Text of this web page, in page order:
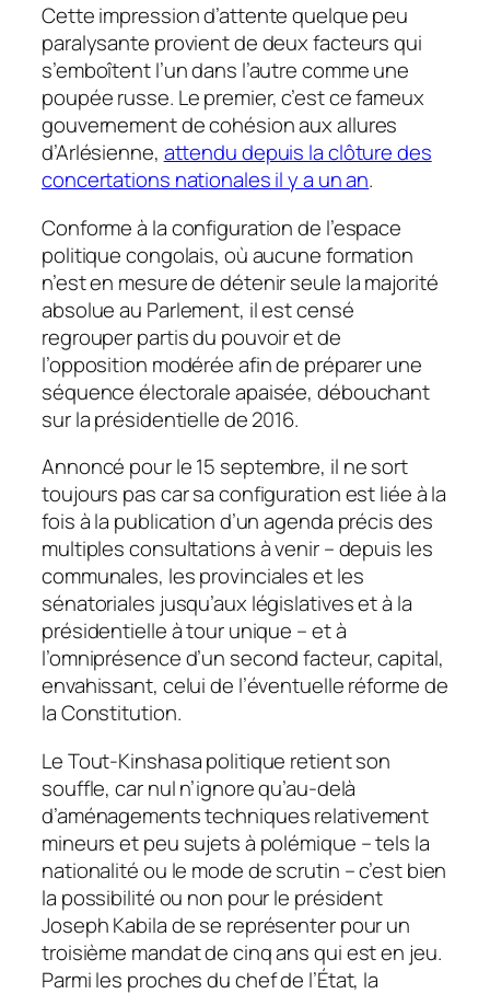
Cette impression d’attente quelque peu
paralysante provient de deux facteurs qui
s’emboîtent l’un dans l’autre comme une
poupée russe. Le premier, c’est ce fameux
gouvernement de cohésion aux allures
d’Arlésienne, attendu depuis la clôture des
concertations nationales il y a un an.
Conforme à la configuration de l’espace
politique congolais, où aucune formation
n’est en mesure de détenir seule la majorité
absolue au Parlement, il est censé
regrouper partis du pouvoir et de
l’opposition modérée afin de préparer une
séquence électorale apaisée, débouchant
sur la présidentielle de 2016.
Annoncé pour le 15 septembre, il ne sort
toujours pas car sa configuration est liée à la
fois à la publication d’un agenda précis des
multiples consultations à venir – depuis les
communales, les provinciales et les
sénatoriales jusqu’aux législatives et à la
présidentielle à tour unique – et à
l’omniprésence d’un second facteur, capital,
envahissant, celui de l’éventuelle réforme de
la Constitution.
Le Tout-Kinshasa politique retient son
souffle, car nul n’ignore qu’au-delà
d’aménagements techniques relativement
mineurs et peu sujets à polémique – tels la
nationalité ou le mode de scrutin – c’est bien
la possibilité ou non pour le président
Joseph Kabila de se représenter pour un
troisième mandat de cinq ans qui est en jeu.
Parmi les proches du chef de l’État, la